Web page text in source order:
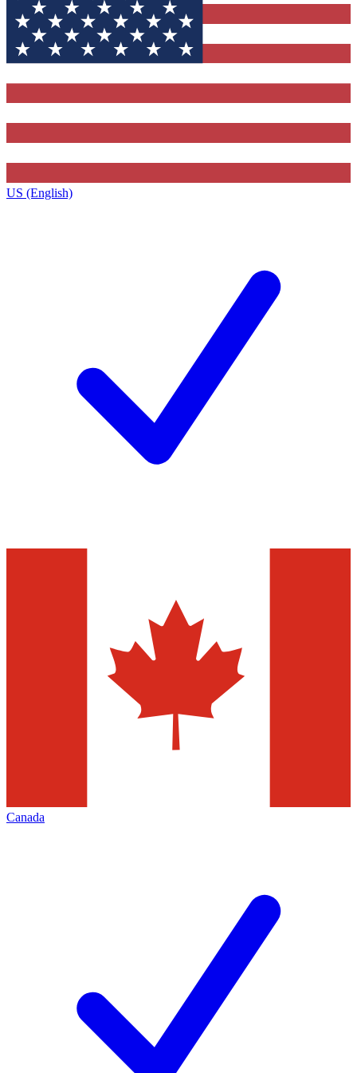
US (English)
Canada